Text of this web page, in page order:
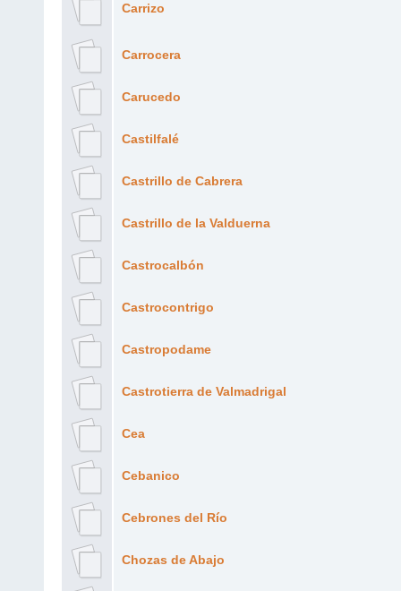
Carrizo
Carrocera
Carucedo
Castilfalé
Castrillo de Cabrera
Castrillo de la Valduerna
Castrocalbón
Castrocontrigo
Castropodame
Castrotierra de Valmadrigal
Cea
Cebanico
Cebrones del Río
Chozas de Abajo